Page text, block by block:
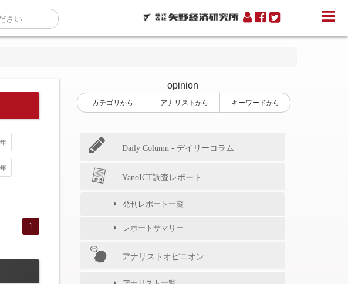
opinion
1
カテゴリ から アナリスト から キーワードから
Daily Column - デイリーコラム
YanoICT調査レポート
発刊レポート一覧
レポートサマリー
アナリストオピニオン